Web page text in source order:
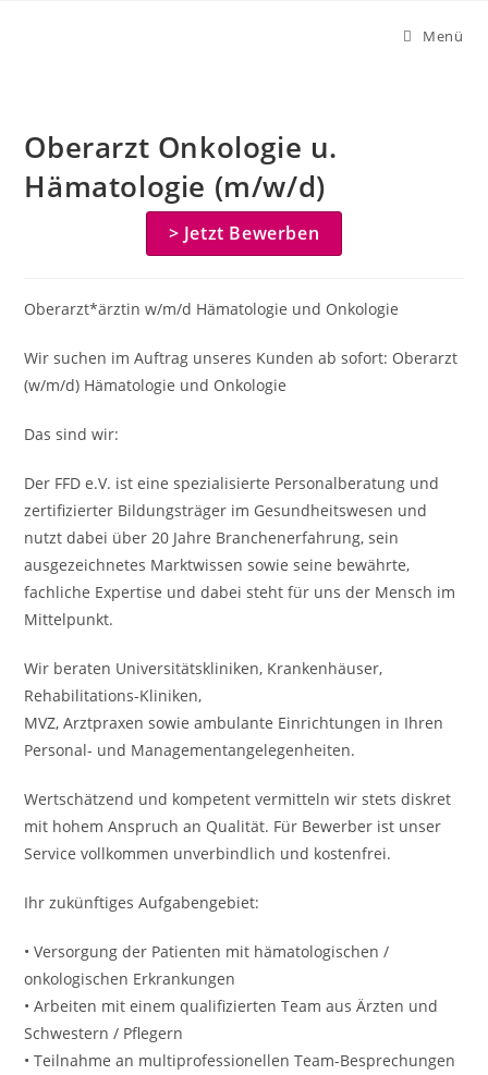
Menü
Oberarzt Onkologie u.
Hämatologie (m/w/d)
> Jetzt Bewerben
Oberarzt*ärztin w/m/d Hämatologie und Onkologie
Wir suchen im Auftrag unseres Kunden ab sofort: Oberarzt
(w/m/d) Hämatologie und Onkologie
Das sind wir:
Der FFD e.V. ist eine spezialisierte Personalberatung und
zertifizierter Bildungsträger im Gesundheitswesen und
nutzt dabei über 20 Jahre Branchenerfahrung, sein
ausgezeichnetes Marktwissen sowie seine bewährte,
fachliche Expertise und dabei steht für uns der Mensch im
Mittelpunkt.
Wir beraten Universitätskliniken, Krankenhäuser,
Rehabilitations-Kliniken,
MVZ, Arztpraxen sowie ambulante Einrichtungen in Ihren
Personal- und Managementangelegenheiten.
Wertschätzend und kompetent vermitteln wir stets diskret
mit hohem Anspruch an Qualität. Für Bewerber ist unser
Service vollkommen unverbindlich und kostenfrei.
Ihr zukünftiges Aufgabengebiet:
• Versorgung der Patienten mit hämatologischen /
onkologischen Erkrankungen
• Arbeiten mit einem qualifizierten Team aus Ärzten und
Schwestern / Pflegern
• Teilnahme an multiprofessionellen Team-Besprechungen